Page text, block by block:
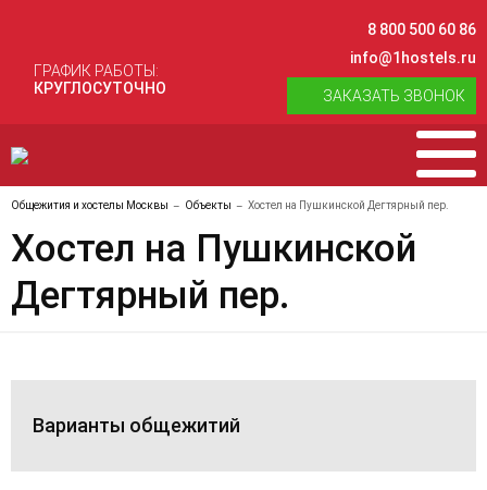
ГРАФИК РАБОТЫ:
КРУГЛОСУТОЧНО
8 800 500 60 86
info@1hostels.ru
ЗАКАЗАТЬ ЗВОНОК
Общежития и хостелы Москвы Объекты Хостел на Пушкинской Дегтярный пер.
Хостел на Пушкинской
Дегтярный пер.
Варианты общежитий